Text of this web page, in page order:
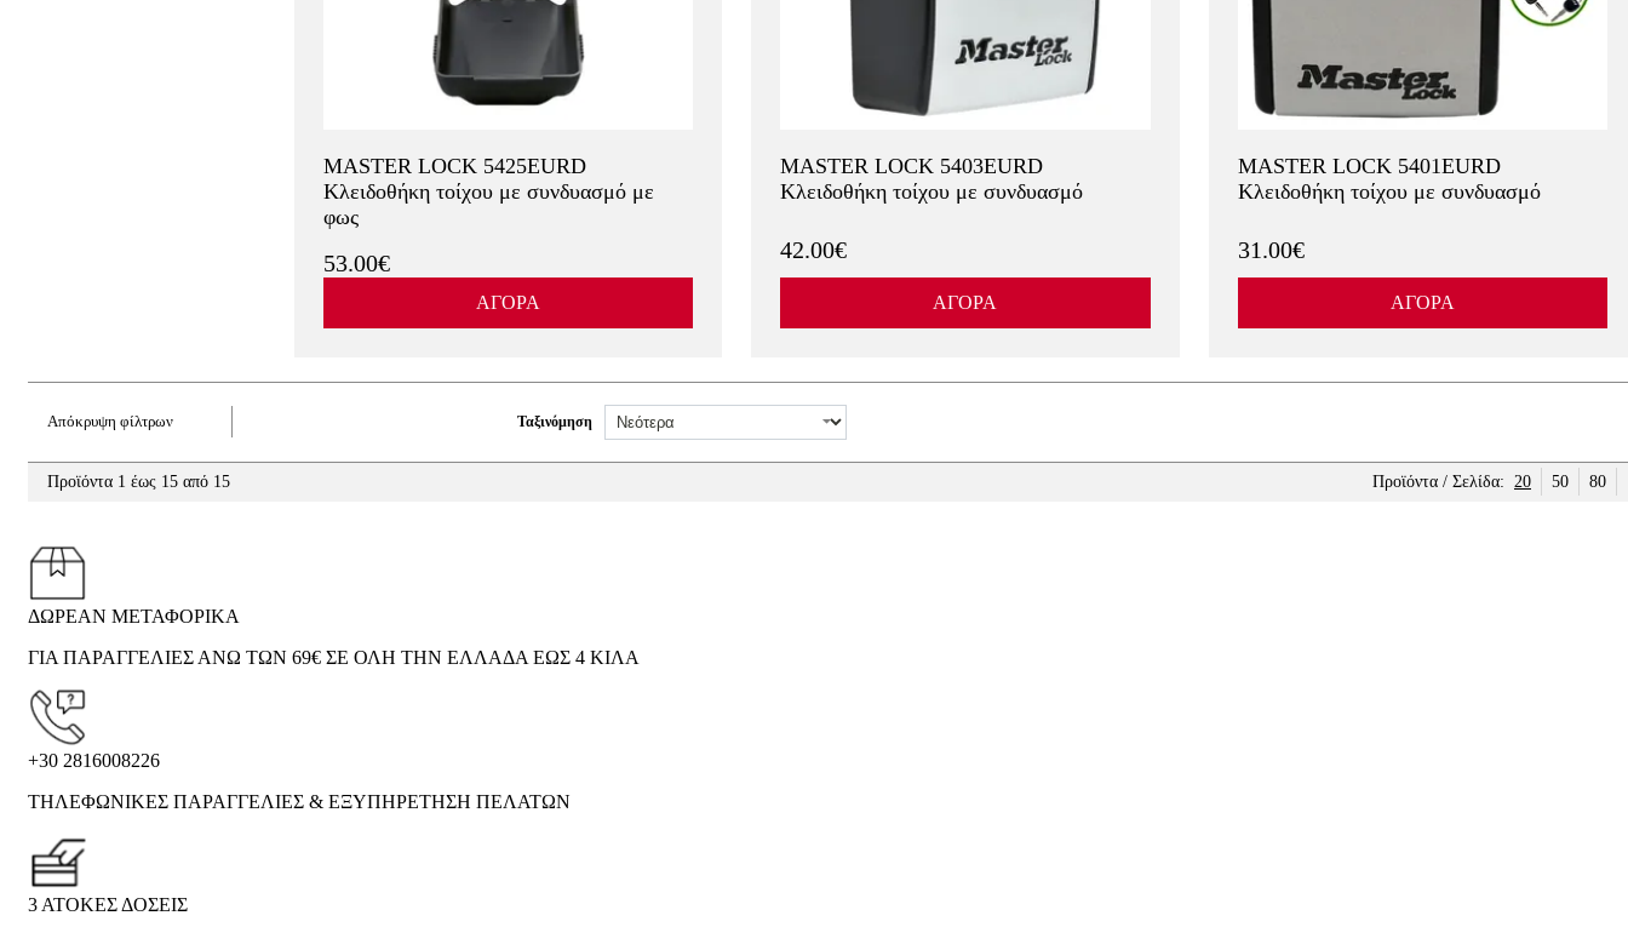
MASTER LOCK 5425EURD
Κλειδοθήκη τοίχου με συνδυασμό με
φως
53.00€
ΑΓΟΡΑ
MASTER LOCK 5403EURD
Κλειδοθήκη τοίχου με συνδυασμό
42.00€
ΑΓΟΡΑ
MASTER LOCK 5401EURD
Κλειδοθήκη τοίχου με συνδυασμό
31.00€
ΑΓΟΡΑ
Απόκρυψη φίλτρων Ταξινόμηση
Προϊόντα 1 έως 15 από 15 Προϊόντα / Σελίδα: 20 50 80
ΔΩΡΕΑΝ ΜΕΤΑΦΟΡΙΚΑ
ΓΙΑ ΠΑΡΑΓΓΕΛΙΕΣ ΑΝΩ ΤΩΝ 69€ ΣΕ ΟΛΗ ΤΗΝ ΕΛΛΑΔΑ ΕΩΣ 4 ΚΙΛΑ
+30 2816008226
ΤΗΛΕΦΩΝΙΚΕΣ ΠΑΡΑΓΓΕΛΙΕΣ & ΕΞΥΠΗΡΕΤΗΣΗ ΠΕΛΑΤΩΝ
3 ΑΤΟΚΕΣ ΔΟΣΕΙΣ